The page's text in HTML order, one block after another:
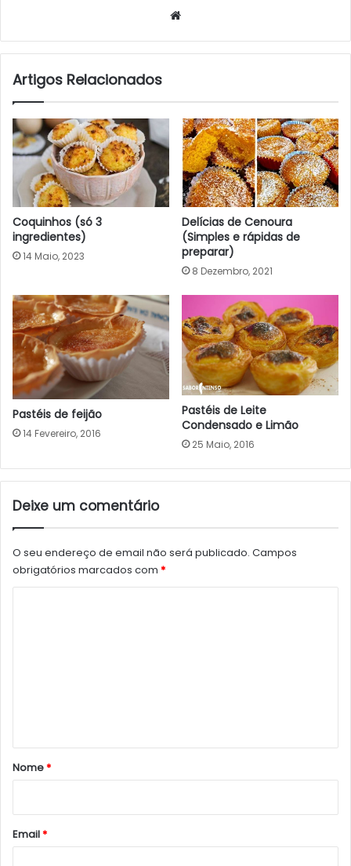
Artigos Relacionados
Coquinhos (só 3
ingredientes)
14 Maio, 2023
Delícias de Cenoura
(Simples e rápidas de
preparar)
8 Dezembro, 2021
Pastéis de feijão
14 Fevereiro, 2016
Pastéis de Leite
Condensado e Limão
25 Maio, 2016
Deixe um comentário
O seu endereço de email não será publicado. Campos
obrigatórios marcados com *
r
*
Nome*
Email*